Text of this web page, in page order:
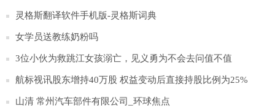
灵格斯翻译软件手机版-灵格斯词典
女学员送教练奶粉吗
3位小伙为救跳江女孩溺亡，见义勇为不会去问值不值
航标视讯股东增持40万股 权益变动后直接持股比例为25%
山清 常州汽车部件有限公司_环球焦点